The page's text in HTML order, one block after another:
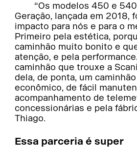
“Os modelos 450 e
Geração, lançada em 2018,
impacto para nós e para o
Primeiro pela estética,
caminhão muito bonito e
atenção, e pela
caminhão que trouxe a
dela, de ponta, um
econômico, de fácil
acompanhamento de
concessionárias e pela
Thiago.
Essa parceria é super